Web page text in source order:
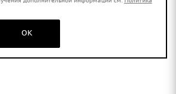
OK